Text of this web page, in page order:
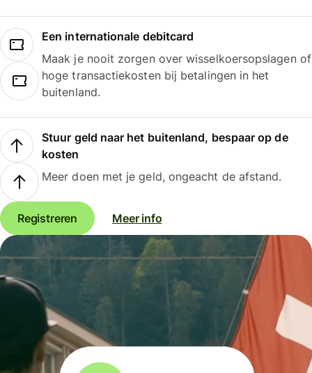
Een internationale debitcard
Maak je nooit zorgen over wisselkoersopslagen of
hoge transactiekosten bij betalingen in het
buitenland.
Stuur geld naar het buitenland, bespaar op de
kosten
Meer doen met je geld, ongeacht de afstand.
Registreren Meer info